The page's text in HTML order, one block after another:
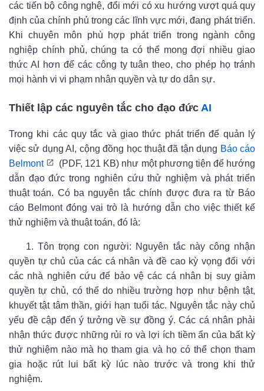
các tiến bộ công nghệ, đổi mới có xu hướng vượt quá quy
định của chính phủ trong các lĩnh vực mới, đang phát triển.
Khi chuyên môn phù hợp phát triển trong ngành công
nghiệp chính phủ, chúng ta có thể mong đợi nhiều giao
thức AI hơn để các công ty tuân theo, cho phép họ tránh
mọi hành vi vi phạm nhân quyền và tự do dân sự.
Thiết lập các nguyên tắc cho đạo đức AI
Trong khi các quy tắc và giao thức phát triển để quản lý
việc sử dụng AI, cộng đồng học thuật đã tận dụng Báo cáo
Belmont
(PDF, 121 KB) như một phương tiện để hướng
dẫn đạo đức trong nghiên cứu thử nghiệm và phát triển
thuật toán. Có ba nguyên tắc chính được đưa ra từ Báo
cáo Belmont đóng vai trò là hướng dẫn cho việc thiết kế
thử nghiệm và thuật toán, đó là:
1. Tôn trọng con người: Nguyên tắc này công nhận
quyền tự chủ của các cá nhân và đề cao kỳ vọng đối với
các nhà nghiên cứu để bảo vệ các cá nhân bị suy giảm
quyền tự chủ, có thể do nhiều trường hợp như bệnh tật,
khuyết tật tâm thần, giới hạn tuổi tác. Nguyên tắc này chủ
yếu đề cập đến ý tưởng về sự đồng ý. Các cá nhân phải
nhận thức được những rủi ro và lợi ích tiềm ẩn của bất kỳ
thử nghiệm nào mà họ tham gia và họ có thể chọn tham
gia hoặc rút lui bất kỳ lúc nào trước và trong khi thử
nghiệm.